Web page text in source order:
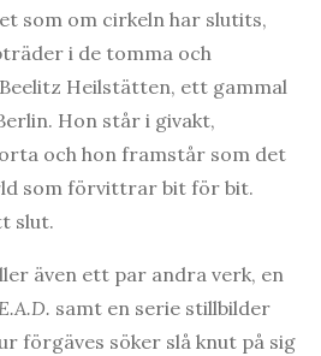
som om cirkeln har slutits,
i de tomma och
Heilstätten, ett gammal
Hon står i givakt,
och hon framstår som det
som förvittrar bit för bit.
slut.
även ett par andra verk, en
samt en serie stillbilder
förgäves söker slå knut på sig